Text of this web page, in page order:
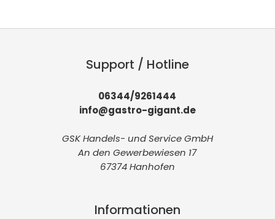
Support / Hotline
06344/9261444
info@gastro-gigant.de
GSK Handels- und Service GmbH
An den Gewerbewiesen 17
67374 Hanhofen
Informationen